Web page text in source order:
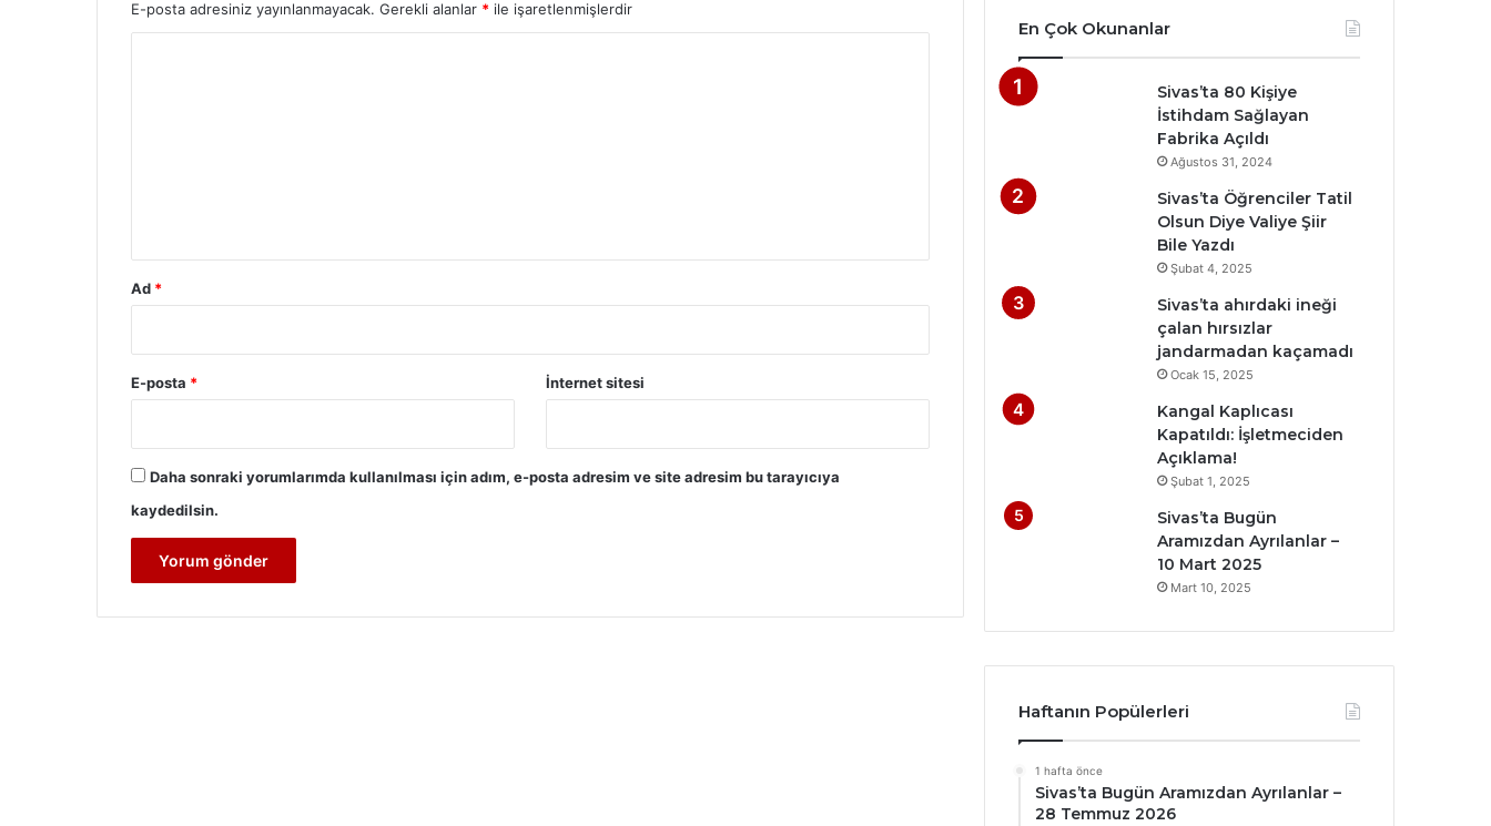
E-posta adresiniz yayınlanmayacak. Gerekli alanlar * ile işaretlenmişlerdir
Ad *
E-posta * İnternet sitesi
Daha sonraki yorumlarımda kullanılması için adım, e-posta adresim ve site adresim bu tarayıcıya
kaydedilsin.
En Çok Okunanlar
Sivas’ta 80 Kişiye
İstihdam Sağlayan
Fabrika Açıldı
Ağustos 31, 2024
Sivas’ta Öğrenciler Tatil
Olsun Diye Valiye Şiir
Bile Yazdı
Şubat 4, 2025
Sivas’ta ahırdaki ineği
çalan hırsızlar
jandarmadan kaçamadı
Ocak 15, 2025
Kangal Kaplıcası
Kapatıldı: İşletmeciden
Açıklama!
Şubat 1, 2025
Sivas’ta Bugün
Aramızdan Ayrılanlar –
10 Mart 2025
Mart 10, 2025
Haftanın Popülerleri
1 hafta önce
Sivas’ta Bugün Aramızdan Ayrılanlar –
28 Temmuz 2026